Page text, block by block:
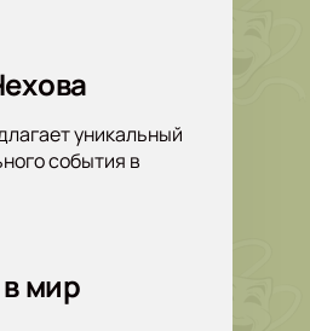
уникальный
события в
мир